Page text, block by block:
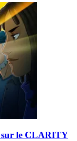
sur le CLARITY